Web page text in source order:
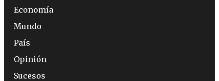
Economía
Mundo
País
Opinión
Sucesos